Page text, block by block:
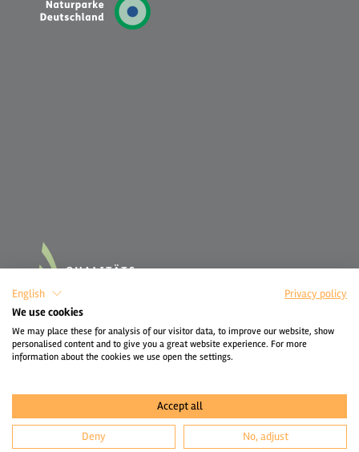
English
Privacy policy
We use cookies
We may place these for analysis of our visitor data, to improve our website, show
personalised content and to give you a great website experience. For more
information about the cookies we use open the settings.
Accept all
Deny No, adjust